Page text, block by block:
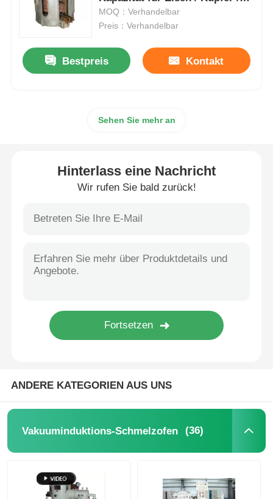
Vakuuminduktions-Schmelzofen
industrielle Schmelzofen
mildernder Glasofen
Plasma-Lichtbogenofen
unterer Ofen des Autos
Industrieller Warmwasserkessel
Gasbetriebener Kessel
Industrielaborofen
Vakuumtrockenofen
Stahl
MOQ：Verhandelbar
Preis：Verhandelbar
Bestpreis Kontakt
Sehen Sie mehr an
Hinterlass eine Nachricht
Wir rufen Sie bald zurück!
ANDERE KATEGORIEN AUS UNS
Vakuuminduktions-Schmelzofen (36)